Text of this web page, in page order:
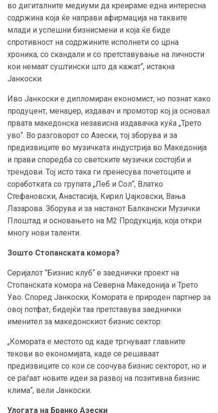
во дигиталните медиуми да креираме една интересна
содржина која ќе направи афирмација на таквите
млади и успешни бизнисмени и која ќе биде
спротивност на содржините исполнети со црна
хроника, со скандали и со претставување на личности
кои немаат суштински што да кажат“, истакна
Јанкоски.
Иво Јанкоски е дипломиран економист, но познат како
продуцент, менаџер, издавач и промотор кој ја основал
првата македонска независна издавачка куќа „Трето
уво“. Во разговорот со Азески, тој зборува и за
предизвиците во музичката индустрија во Македонија
и прави споредба со светските музички состојби и
трендови. Тој исто така ги пренесува почетоците и
соработката со групата „Леб и Сол“, Влатко
Стефановски, Анастасија, Кирил Џајковски, Вања
Лазарова. Зборува и за настанот Балкански Музички
Плоштад и основањето на М2 Продукција, која откри
многу нови таленти.
Зошто Стопанската комора?
Серијалот “Бизнис клуб“ е заеднички проект на
Стопанската комора на Северна Македонија и Трето
Уво. Според Јанкоски, Комората е природен партнер за
овој потфат, бидејќи таа претставува заеднички
именител за македонскиот бизнис сектор:
„Комората е местото од каде тргнуваат главните
текови во економијата, каде се решаваат
предизвиците со кои се соочува бизнис секторот, но и
се раѓаат новите идеи за развој на позитивна бизнис
клима“, вели Јанкоски.
Улогата на Бранко Азески